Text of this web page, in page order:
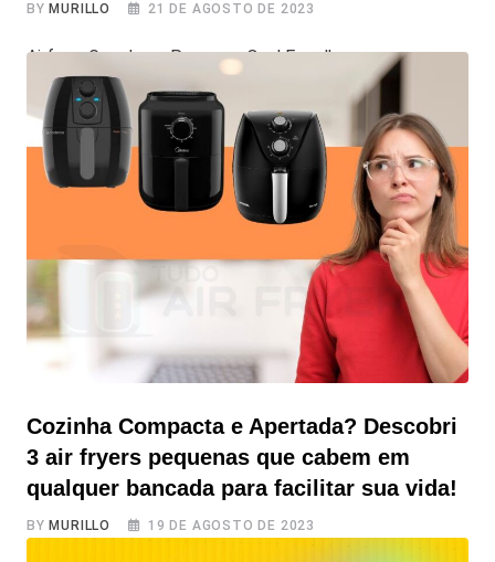
BY MURILLO 21 DE AGOSTO DE 2023
Airfryer Grande ou Pequena: Qual Escolher para
Transformar sua Cozinha? A revolução na culinária
doméstica trazida pela air fryer é inegável. A capacidade
de cozinhar alimentos de maneira mais saudável. Além de
saborosa, com redução significativa do óleo utilizado,
conquistou os corações dos apaixonados por comida
caseira. No entanto, a pergunta persiste: é melhor optar
Cozinha Compacta e Apertada? Descobri
3 air fryers pequenas que cabem em
qualquer bancada para facilitar sua vida!
BY MURILLO 19 DE AGOSTO DE 2023